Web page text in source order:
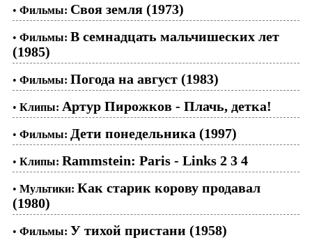
• Фильмы: Своя земля (1973)
• Фильмы: В семнадцать мальчишеских лет
(1985)
• Фильмы: Погода на август (1983)
• Клипы: Артур Пирожков - Плачь, детка!
• Фильмы: Дети понедельника (1997)
• Клипы: Rammstein: Paris - Links 2 3 4
• Мультики: Как старик корову продавал
(1980)
• Фильмы: У тихой пристани (1958)